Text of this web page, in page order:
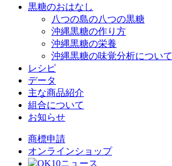
黒糖のおはなし
八つの島の八つの黒糖
沖縄黒糖の作り方
沖縄黒糖の栄養
沖縄黒糖の味覚分析について
レシピ
データ
主な商品紹介
組合について
お知らせ
商標申請
オンラインショップ